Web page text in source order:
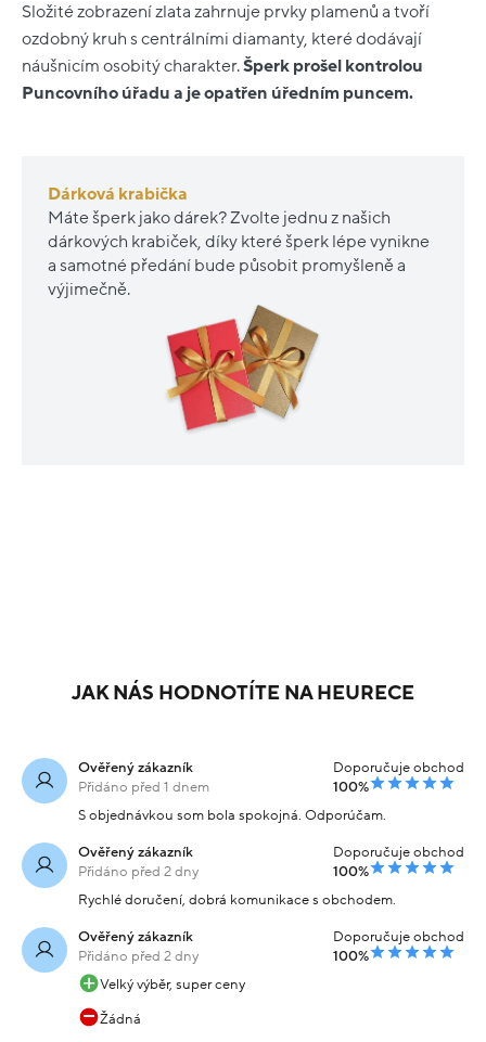
Složité zobrazení zlata zahrnuje prvky plamenů a tvoří
ozdobný kruh s centrálními diamanty, které dodávají
náušnicím osobitý charakter.Šperk prošel kontrolou
Puncovního úřadu a je opatřen úředním puncem.
Dárková krabička
Máte šperk jako dárek? Zvolte jednu z našich
dárkových krabiček, díky které šperk lépe vynikne
a samotné předání bude působit promyšleně a
výjimečně.
JAK NÁS HODNOTÍTE NA HEURECE
Ověřený zákazník
Přidáno před 1 dnem
Doporučuje obchod
100%
S objednávkou som bola spokojná. Odporúčam.
Ověřený zákazník
Přidáno před 2 dny
Doporučuje obchod
100%
Rychlé doručení, dobrá komunikace s obchodem.
Ověřený zákazník
Přidáno před 2 dny
Doporučuje obchod
100%
Velký výběr, super ceny
Žádná